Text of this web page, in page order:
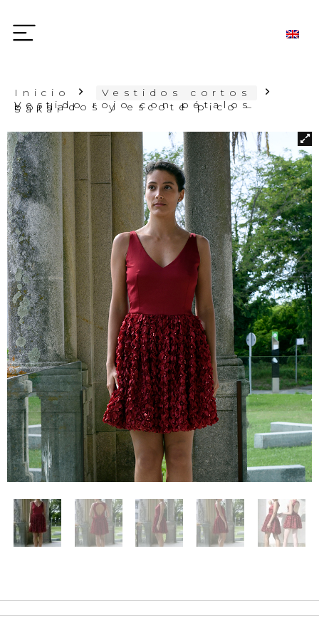
Inicio
Vestidos cortos
Vestido rojo con pétalos
bordados y escote pico –
Sakai